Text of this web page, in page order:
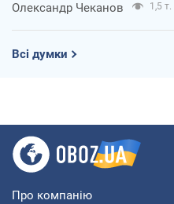
Олександр Чеканов 1,5 т.
Всі думки
Про компанію